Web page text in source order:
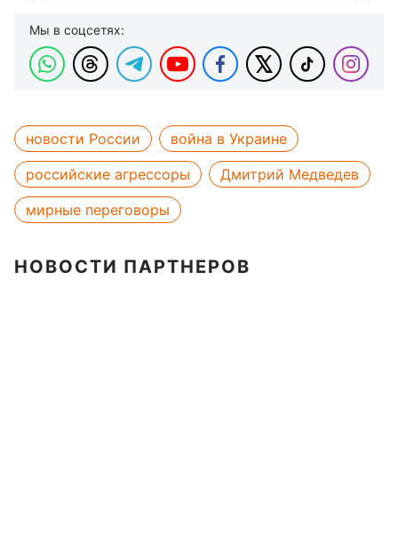
Мы в соцсетях:
новости России
война в Украине
российские агрессоры
Дмитрий Медведев
мирные переговоры
НОВОСТИ ПАРТНЕРОВ